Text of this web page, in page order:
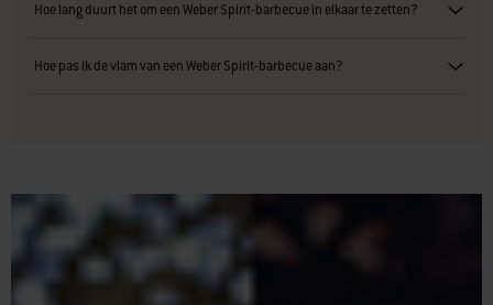
Hoe lang duurt het om een Weber Spirit-barbecue in elkaar te zetten?
Hoe pas ik de vlam van een Weber Spirit-barbecue aan?